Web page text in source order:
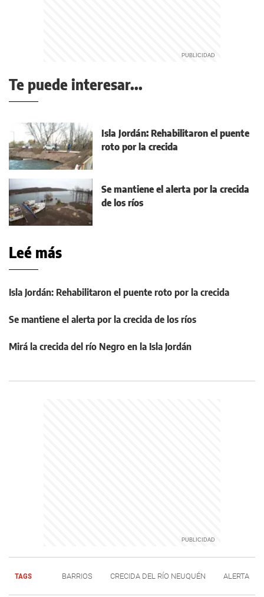
Te puede interesar...
Isla Jordán: Rehabilitaron el puente
roto por la crecida
Se mantiene el alerta por la crecida
de los ríos
Leé más
Isla Jordán: Rehabilitaron el puente roto por la crecida
Se mantiene el alerta por la crecida de los ríos
Mirá la crecida del río Negro en la Isla Jordán
TAGS BARRIOS CRECIDA DEL RÍO NEUQUÉN ALERTA